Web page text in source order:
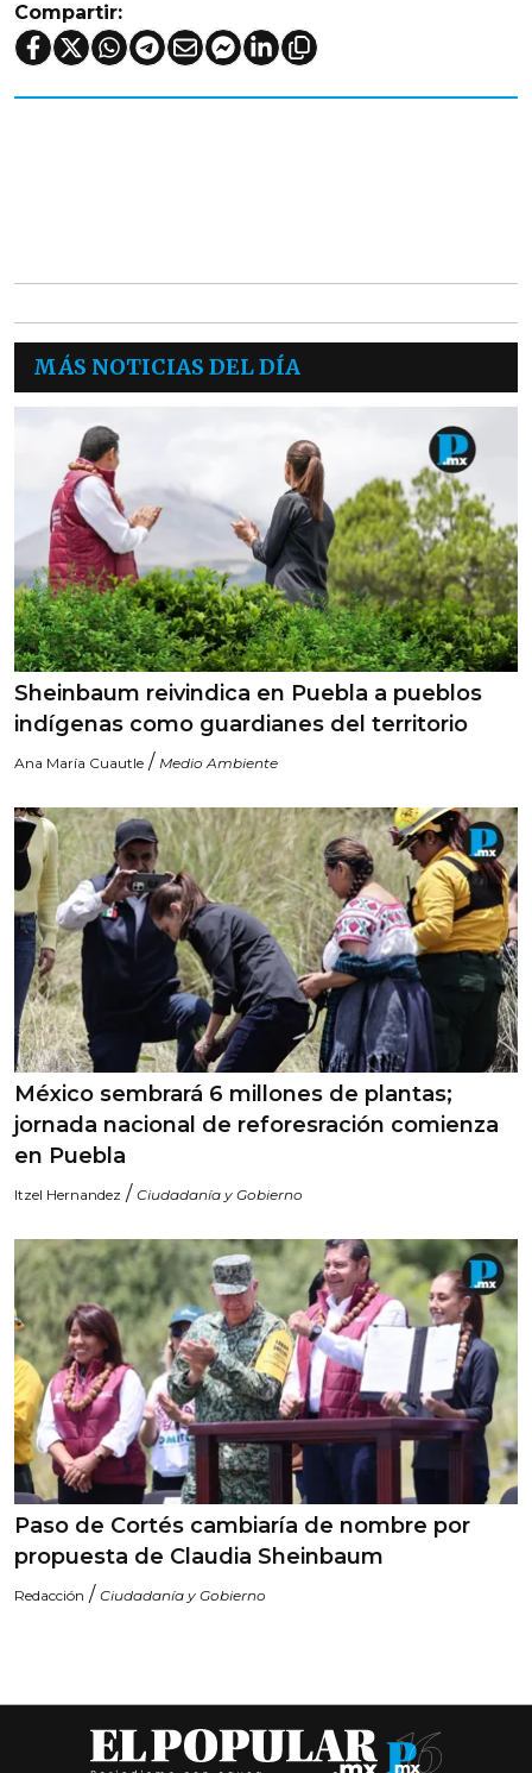
Compartir:
MÁS NOTICIAS DEL DÍA
Sheinbaum reivindica en Puebla a pueblos
indígenas como guardianes del territorio
Ana María Cuautle / Medio Ambiente
México sembrará 6 millones de plantas;
jornada nacional de reforesración comienza
en Puebla
Itzel Hernandez / Ciudadanía y Gobierno
Paso de Cortés cambiaría de nombre por
propuesta de Claudia Sheinbaum
Redacción / Ciudadanía y Gobierno